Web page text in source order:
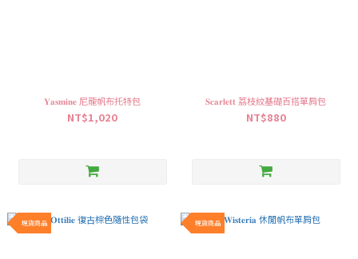
𝐘𝐚𝐬𝐦𝐢𝐧𝐞 尼龍帆布托特包
NT$1,020
𝐒𝐜𝐚𝐫𝐥𝐞𝐭𝐭 荔枝紋基礎百搭單肩包
NT$880
現貨商品 現貨商品